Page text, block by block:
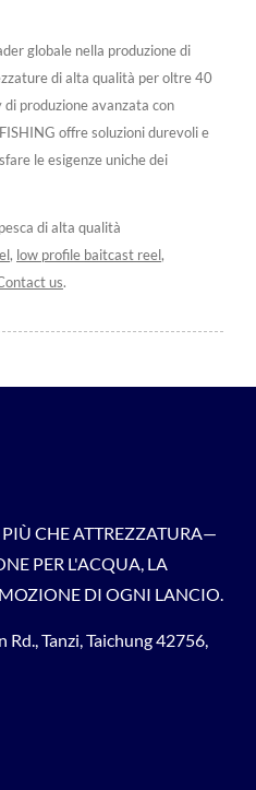
globale nella produzione di
di alta qualità per oltre 40
di produzione avanzata con
offre soluzioni durevoli e
le esigenze uniche dei
di alta qualità
, low profile baitcast reel,
us.
CHE ATTREZZATURA—
PER L'ACQUA, LA
DI OGNI LANCIO.
Rd., Tanzi, Taichung 42756,